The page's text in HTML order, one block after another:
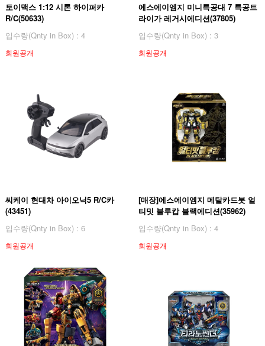
토이맥스 1:12 시론 하이퍼카
R/C(50633)
입수량(Qnty in Box) : 4
회원공개
에스에이엠지 미니특공대 7 특공트
라이가 레거시에디션(37805)
입수량(Qnty in Box) : 3
회원공개
씨케이 현대차 아이오닉5 R/C카
(43451)
입수량(Qnty in Box) : 6
회원공개
[매장]에스에이엠지 메탈카드봇 얼
티밋 블루캅 블랙에디션(35962)
입수량(Qnty in Box) : 4
회원공개